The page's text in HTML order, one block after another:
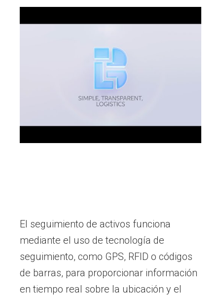
El seguimiento de activos funciona
mediante el uso de tecnología de
seguimiento, como GPS, RFID o códigos
de barras, para proporcionar información
en tiempo real sobre la ubicación y el